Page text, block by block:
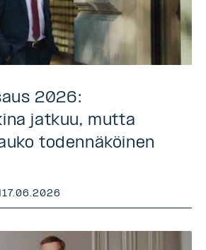
2026:
jatkuu, mutta
todennäköinen
|17.06.2026